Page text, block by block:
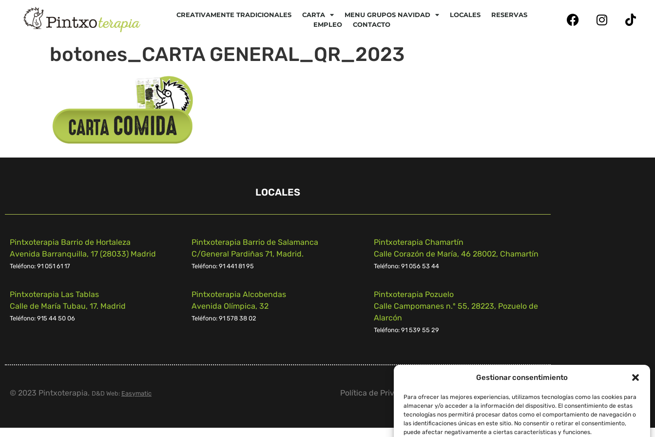
Gestionar consentimiento
Para ofrecer las mejores experiencias, utilizamos tecnologías como las cookies para
almacenar y/o acceder a la información del dispositivo. El consentimiento de estas
tecnologías nos permitirá procesar datos como el comportamiento de navegación o
las identificaciones únicas en este sitio. No consentir o retirar el consentimiento,
puede afectar negativamente a ciertas características y funciones.
CREATIVAMENTE TRADICIONALES CARTA MENU GRUPOS NAVIDAD LOCALES
RESERVAS
EMPLEO
CONTACTO
botones_CARTA GENERAL_QR_2023
LOCALES
Pintxoterapia Barrio de Hortaleza
Avenida Barranquilla, 17 (28033) Madrid
Teléfono: 91 051 61 17
Pintxoterapia Barrio de Salamanca
C/General Pardiñas 71, Madrid.
Teléfono: 91 441 81 95
Pintxoterapia Chamartín
Calle Corazón de María, 46 28002, Chamartín
Teléfono: 91 056 53 44
Pintxoterapia Las Tablas
Calle de María Tubau, 17. Madrid
Teléfono: 915 44 50 06
Pintxoterapia Alcobendas
Avenida Olímpica, 32
Teléfono: 91 578 38 02
Pintxoterapia Pozuelo
Calle Campomanes n.º 55, 28223, Pozuelo de
Alarcón
Teléfono: 91 539 55 29
© 2023 Pintxoterapia. D&D Web: Easymatic Política de Privacidad – Aviso Legal Política de Cookies